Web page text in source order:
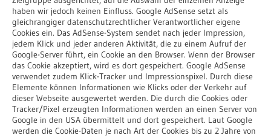
haben wir jedoch keinen Einfluss. Google AdSense setzt als
gleichrangiger datenschutzrechtlicher Verantwortlicher eigene
Cookies ein. Das AdSense-System sendet nach jeder Impression,
jedem Klick und jeder anderen Aktivität, die zu einem Aufruf der
Google-Server führt, ein Cookie an den Browser. Wenn der Browser
das Cookie akzeptiert, wird es dort gespeichert. Google AdSense
verwendet zudem Klick-Tracker und Impressionspixel. Durch diese
Elemente können Informationen wie Klicks oder der Verkehr auf
dieser Webseite ausgewertet werden. Die durch die Cookies oder
Tracker/Pixel erzeugten Informationen werden an einen Server von
Google in den USA übermittelt und dort gespeichert. Laut Google
werden die Cookie-Daten je nach Art der Cookies bis zu 2 Jahre von